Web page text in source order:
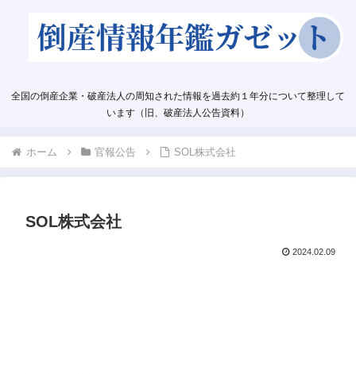
全国の倒産企業・破産法人の周知された情報を過去約１年分について整理して
います（旧、破産法人公告資料）
ホーム 官報公告 SOL株式会社
SOL株式会社
2024.02.09